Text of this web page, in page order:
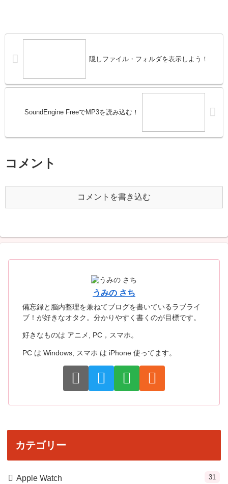
隠しファイル・フォルダを表示しよう！
SoundEngine FreeでMP3を読み込む！
コメント
コメントを書き込む
うみの さち
備忘録と脳内整理を兼ねてブログを書いているラブライ
ブ！が好きなオタク。分かりやすく書くのが目標です。
好きなものは アニメ, PC，スマホ。
PC は Windows, スマホ は iPhone 使ってます。
カテゴリー
Apple Watch 31